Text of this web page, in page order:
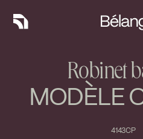
Robinet
MODÈLE
4143CP